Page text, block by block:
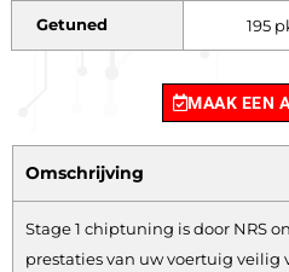
Getuned 195
MAAK EEN
Omschrijving
Stage 1 chiptuning is door NRS
prestaties van uw voertuig veilig